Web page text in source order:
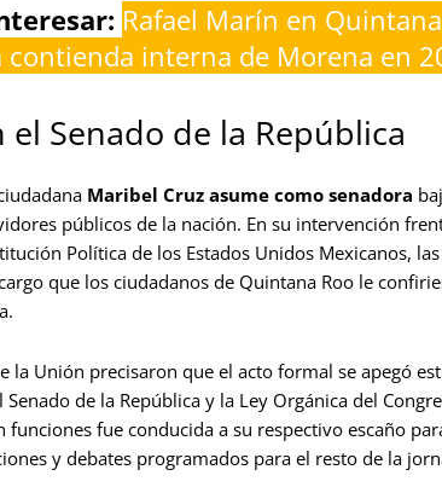
Rafael Marín en
interna de Morena en
Senado de la República
Maribel Cruz asume como senadora
públicos de la nación. En su intervención
Política de los Estados Unidos Mexicanos,
que los ciudadanos de Quintana Roo le
la Unión precisaron que el acto formal se apegó
de la República y la Ley Orgánica del
funciones fue conducida a su respectivo escaño
y debates programados para el resto de la